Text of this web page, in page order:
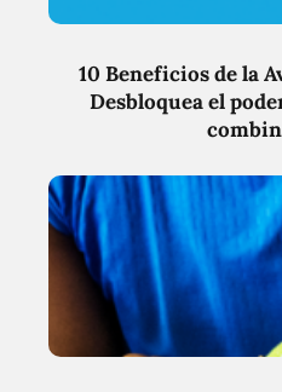
10 Beneficios de la
Desbloquea el